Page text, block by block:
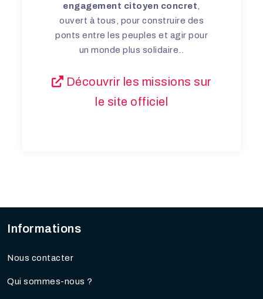
engagement citoyen concret
ouvert à tous, pour construire des
ponts entre les peuples et agir pour
un monde plus solidaire..
Découvrir les missions sur
le site officiel
Informations
Nous contacter
Qui sommes-nous ?